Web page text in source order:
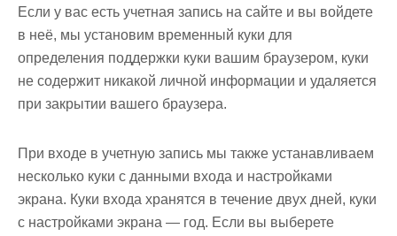
Если у вас есть учетная запись на сайте и вы войдете
в неё, мы установим временный куки для
определения поддержки куки вашим браузером, куки
не содержит никакой личной информации и удаляется
при закрытии вашего браузера.
При входе в учетную запись мы также устанавливаем
несколько куки с данными входа и настройками
экрана. Куки входа хранятся в течение двух дней, куки
с настройками экрана — год. Если вы выберете